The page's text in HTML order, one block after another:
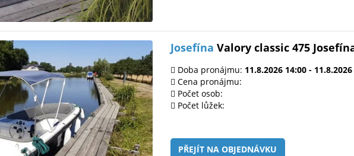
Josefína Valory classic 475
Doba pronájmu: 11.8.2026 14:00 -
Cena pronájmu:
Počet osob:
Počet lůžek:
PŘEJÍT NA OBJEDNÁVKU